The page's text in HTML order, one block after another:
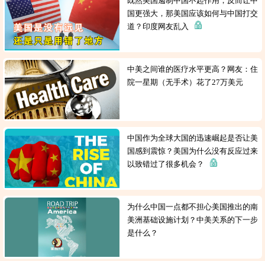
国更强大，那美国应该如何与中国打交
道？印度网友乱入
中美之间谁的医疗水平更高？网友：住
院一星期（无手术）花了27万美元
中国作为全球大国的迅速崛起是否让美
国感到震惊？美国为什么没有反应过来
以致错过了很多机会？
为什么中国一点都不担心美国推出的南
美洲基础设施计划？中美关系的下一步
是什么？